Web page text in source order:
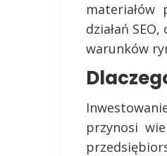
działań
warunków
przynosi